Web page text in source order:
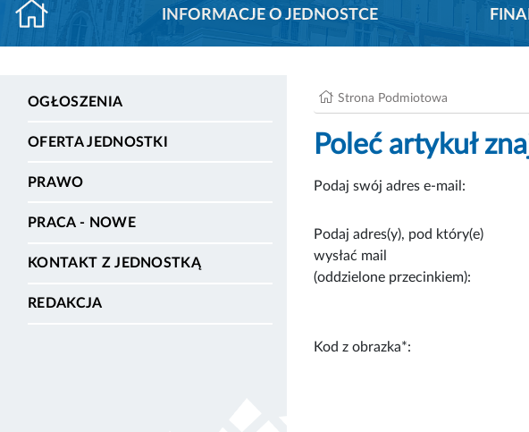
INFORMACJE O JEDNOSTCE
OGŁOSZENIA
OFERTA JEDNOSTKI
PRAWO
PRACA - NOWE
KONTAKT Z JEDNOSTKĄ
REDAKCJA
Strona Podmiotowa
Poleć artykuł
Podaj swój adres e-mail:
Podaj adres(y), pod który(e)
wysłać mail
(oddzielone przecinkiem):
Kod z obrazka*: